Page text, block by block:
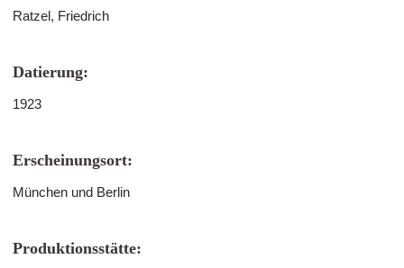
Ratzel, Friedrich
Datierung:
1923
Erscheinungsort:
München und Berlin
Produktionsstätte: